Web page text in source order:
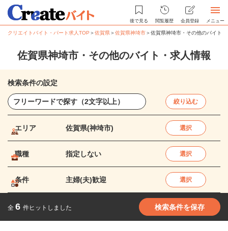
後で見る 閲覧履歴 会員登録 メニュー
クリエイトバイト・パート求人TOP ＞佐賀県＞佐賀県神埼市＞佐賀県神埼市・その他のバイト
佐賀県神埼市・その他のバイト・求人情報
検索条件の設定
絞り込む
エリア 佐賀県(神埼市) 選択
職種 指定しない 選択
条件 主婦(夫)歓迎 選択
全 6 件ヒットしました 検索条件を保存